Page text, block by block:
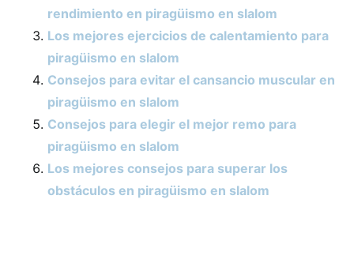
rendimiento en piragüismo en slalom
Los mejores ejercicios de calentamiento para
piragüismo en slalom
Consejos para evitar el cansancio muscular en
piragüismo en slalom
Consejos para elegir el mejor remo para
piragüismo en slalom
Los mejores consejos para superar los
obstáculos en piragüismo en slalom